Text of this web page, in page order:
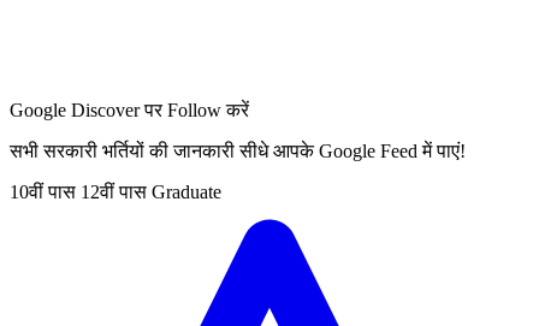
Google Discover पर Follow करें
सभी सरकारी भर्तियों की जानकारी सीधे आपके Google Feed में पाएं!
10वीं पास 12वीं पास Graduate